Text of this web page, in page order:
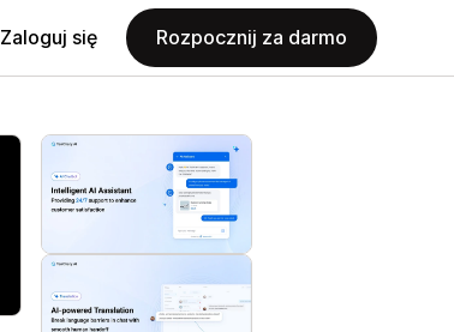
Zaloguj się Rozpocznij za darmo